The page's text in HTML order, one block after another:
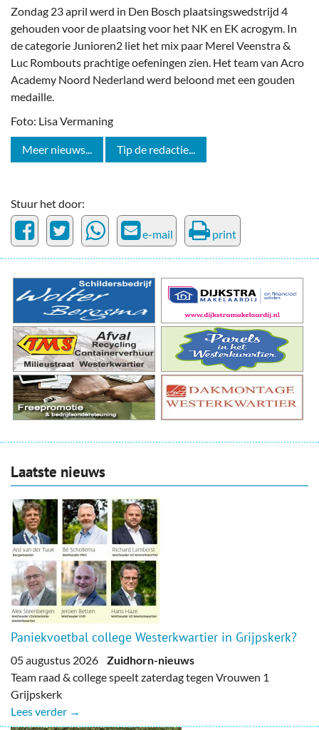
Zondag 23 april werd in Den Bosch plaatsingswedstrijd 4
gehouden voor de plaatsing voor het NK en EK acrogym. In
de categorie Junioren2 liet het mix paar Merel Veenstra &
Luc Rombouts prachtige oefeningen zien. Het team van Acro
Academy Noord Nederland werd beloond met een gouden
medaille.
Foto: Lisa Vermaning
Meer nieuws... Tip de redactie...
Stuur het door:
e-mail print
Laatste nieuws
Paniekvoetbal college Westerkwartier in Grijpskerk?
05 augustus 2026 Zuidhorn-nieuws
Team raad & college speelt zaterdag tegen Vrouwen 1
Grijpskerk
Lees verder →